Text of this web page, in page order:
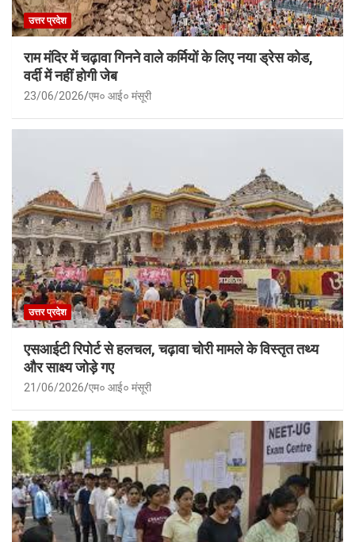
उत्तर प्रदेश
राम मंदिर में चढ़ावा गिनने वाले कर्मियों के लिए नया ड्रेस कोड,
वर्दी में नहीं होगी जेब
23/06/2026 एम० आई० मंसूरी
उत्तर प्रदेश
एसआईटी रिपोर्ट से हलचल, चढ़ावा चोरी मामले के विस्तृत तथ्य
और साक्ष्य जोड़े गए
21/06/2026 एम० आई० मंसूरी